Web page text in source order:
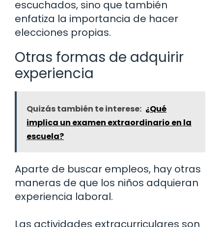
escuchados, sino que también
enfatiza la importancia de hacer
elecciones propias.
Otras formas de adquirir
experiencia
Quizás también te interese: ¿Qué
implica un examen extraordinario en la
escuela?
Aparte de buscar empleos, hay otras
maneras de que los niños adquieran
experiencia laboral.
Las actividades extracurriculares son